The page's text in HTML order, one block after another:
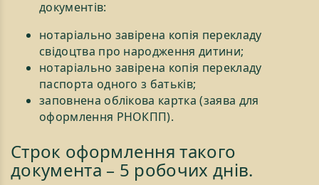
документів:
нотаріально завірена копія перекладу
свідоцтва про народження дитини;
нотаріально завірена копія перекладу
паспорта одного з батьків;
заповнена облікова картка (заява для
оформлення РНОКПП).
Строк оформлення такого
документа – 5 робочих днів.